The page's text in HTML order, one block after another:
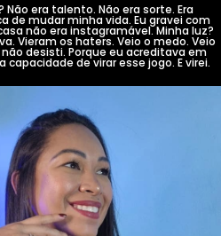
era talento. Não era sorte. Era
de mudar minha vida. Eu gravei com
não era instagramável. Minha luz?
Vieram os haters. Veio o medo. Veio
desisti. Porque eu acreditava em
de virar esse jogo. E virei.